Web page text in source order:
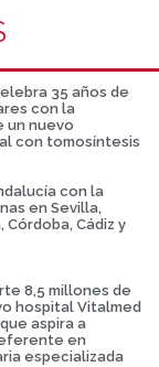
35 años de
con la
un nuevo
con tomosíntesis
con la
en Sevilla,
Córdoba, Cádiz y
8,5 millones de
hospital Vitalmed
aspira a
en
especializada